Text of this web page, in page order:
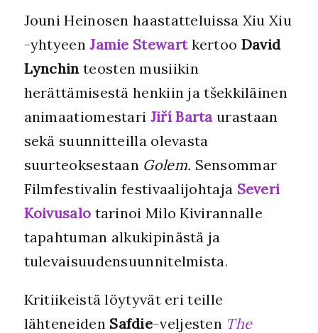
Jouni Heinosen haastatteluissa Xiu Xiu
-yhtyeenJamie Stewartkertoo David
Lynchin teosten musiikin
herättämisestä henkiin ja tšekkiläinen
animaatiomestari Jiří Bartaurastaan
sekä suunnitteilla olevasta
suurteoksestaan Golem. Sensommar
Filmfestivalin festivaalijohtaja Severi
Koivusalo tarinoi Milo Kivirannalle
tapahtuman alkukipinästä ja
tulevaisuudensuunnitelmista.
Kritiikeistä löytyvät eri teille
lähteneiden Safdie-veljesten The